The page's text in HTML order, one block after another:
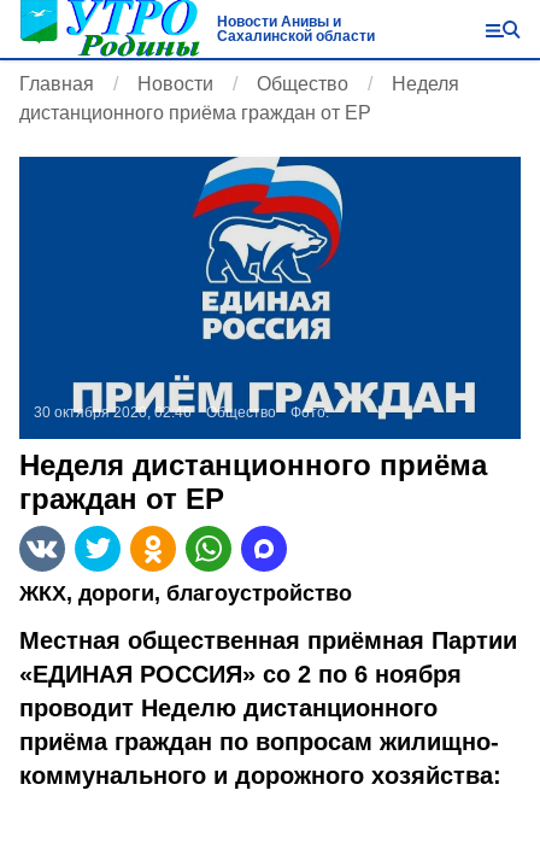
Новости Анивы и
Сахалинской области
Главная Новости Общество
Неделя
дистанционного приёма граждан от ЕР
30 октября 2020, 02:46 Общество Фото:
Неделя дистанционного приёма
граждан от ЕР
ЖКХ, дороги, благоустройство
Местная общественная приёмная Партии
«ЕДИНАЯ РОССИЯ» со 2 по 6 ноября
проводит Неделю дистанционного
приёма граждан по вопросам жилищно-
коммунального и дорожного хозяйства: